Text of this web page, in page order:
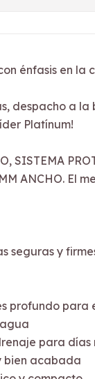
énfasis en la
despacho a la
Platínum!
SISTEMA
ANCHO. El
seguras y
profundo para
para días
bien acabada